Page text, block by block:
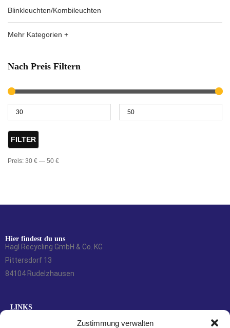
Zustimmung verwalten
Blinkleuchten/Kombileuchten
Mehr Kategorien +
Nach Preis Filtern
FILTER
Preis: 30 € — 50 €
Hier findest du uns
Hagl Recycling GmbH & Co. KG
Pittersdorf 13
84104 Rudelzhausen
LINKS